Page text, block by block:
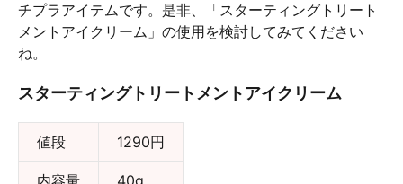
チプラアイテムです。是非、「スターティングトリート
メントアイクリーム」の使用を検討してみてください
ね。
スターティングトリートメントアイクリーム
値段 1290円
内容量 40g